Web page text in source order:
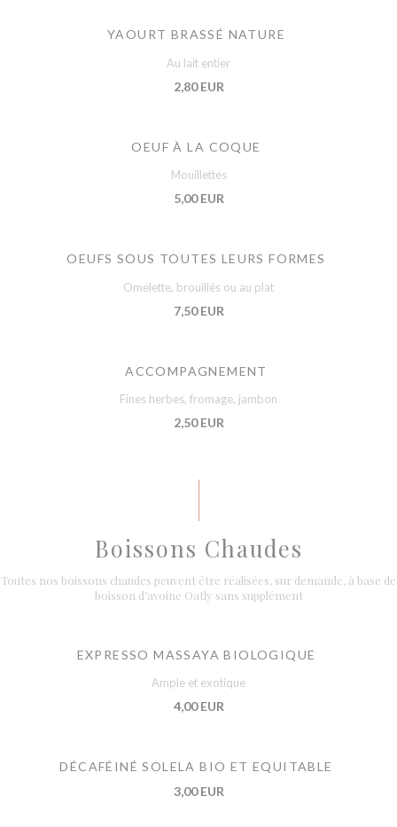
YAOURT BRASSÉ NATURE
Au lait entier
2,80 EUR
OEUF À LA COQUE
Mouillettes
5,00 EUR
OEUFS SOUS TOUTES LEURS FORMES
Omelette, brouillés ou au plat
7,50 EUR
ACCOMPAGNEMENT
Fines herbes, fromage, jambon
2,50 EUR
Boissons Chaudes
Toutes nos boissons chaudes peuvent être réalisées, sur demande, à base de
boisson d’avoine Oatly sans supplément
EXPRESSO MASSAYA BIOLOGIQUE
Ample et exotique
4,00 EUR
DÉCAFÉINÉ SOLELA BIO ET EQUITABLE
3,00 EUR